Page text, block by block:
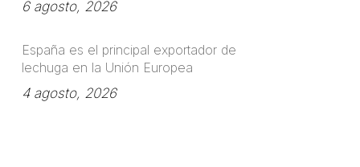
6 agosto, 2026
España es el principal exportador de
lechuga en la Unión Europea
4 agosto, 2026